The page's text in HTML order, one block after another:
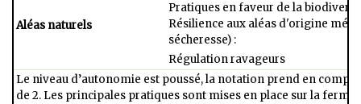
Aléas naturels
Pratiques en faveur de la
Résilience aux aléas d'origine
sécheresse) :​
Régulation ravageurs
Le niveau d’autonomie est poussé, la notation prend en
de 2​. Les principales pratiques sont mises en place sur la